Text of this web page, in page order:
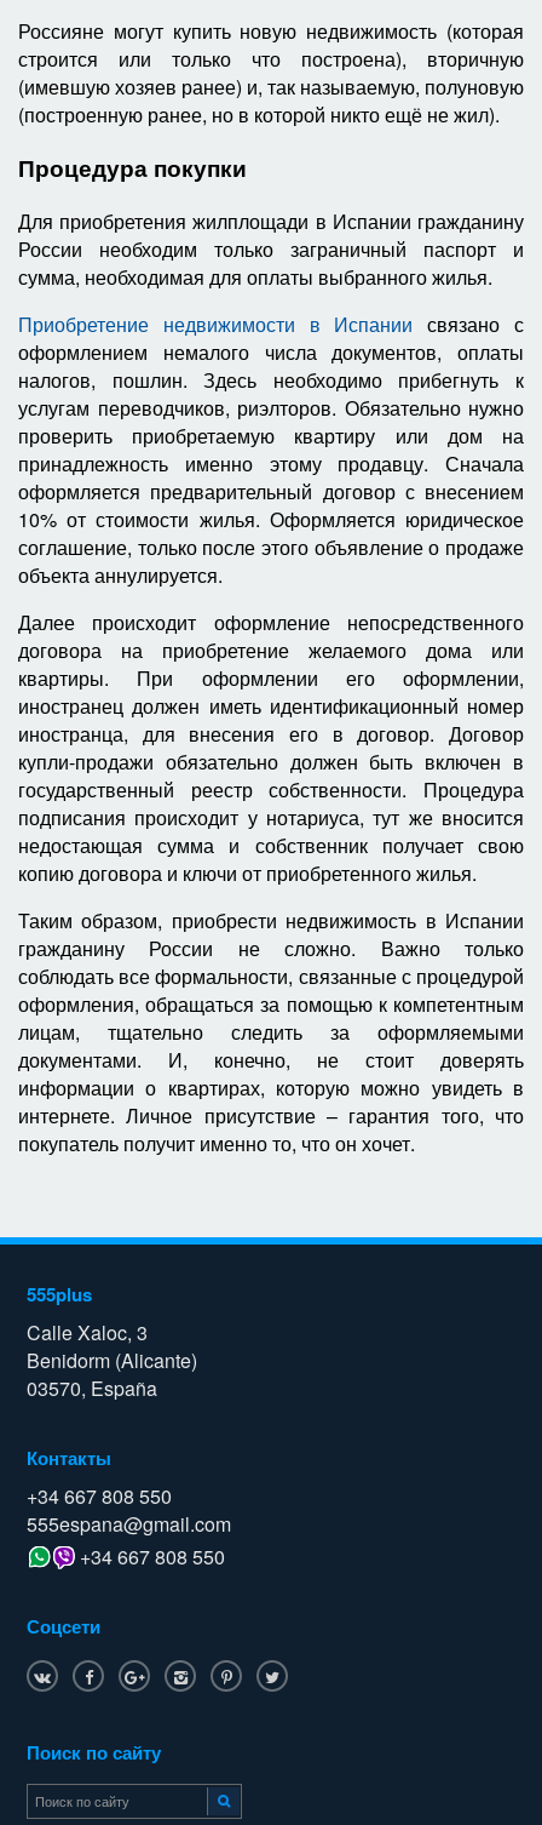
Россияне могут купить новую недвижимость (которая
строится или только что построена), вторичную
(имевшую хозяев ранее) и, так называемую, полуновую
(построенную ранее, но в которой никто ещё не жил).
Процедура покупки
Для приобретения жилплощади в Испании гражданину
России необходим только заграничный паспорт и
сумма, необходимая для оплаты выбранного жилья.
Приобретение недвижимости в Испании связано с
оформлением немалого числа документов, оплаты
налогов, пошлин. Здесь необходимо прибегнуть к
услугам переводчиков, риэлторов. Обязательно нужно
проверить приобретаемую квартиру или дом на
принадлежность именно этому продавцу. Сначала
оформляется предварительный договор с внесением
10% от стоимости жилья. Оформляется юридическое
соглашение, только после этого объявление о продаже
объекта аннулируется.
Далее происходит оформление непосредственного
договора на приобретение желаемого дома или
квартиры. При оформлении его оформлении,
иностранец должен иметь идентификационный номер
иностранца, для внесения его в договор. Договор
купли-продажи обязательно должен быть включен в
государственный реестр собственности. Процедура
подписания происходит у нотариуса, тут же вносится
недостающая сумма и собственник получает свою
копию договора и ключи от приобретенного жилья.
Таким образом, приобрести недвижимость в Испании
гражданину России не сложно. Важно только
соблюдать все формальности, связанные с процедурой
оформления, обращаться за помощью к компетентным
лицам, тщательно следить за оформляемыми
документами. И, конечно, не стоит доверять
информации о квартирах, которую можно увидеть в
интернете. Личное присутствие – гарантия того, что
покупатель получит именно то, что он хочет.
555plus
Calle Xaloc, 3
Benidorm (Alicante)
03570, España
Контакты
+34 667 808 550
555espana@gmail.com
+34 667 808 550
Соцсети
Поиск по сайту